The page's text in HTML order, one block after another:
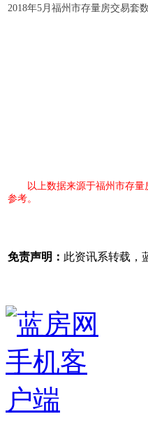
2018年5月福州市存量房交易套
以上数据来源于福州市存
参考。
免责声明： 此资讯系转载，